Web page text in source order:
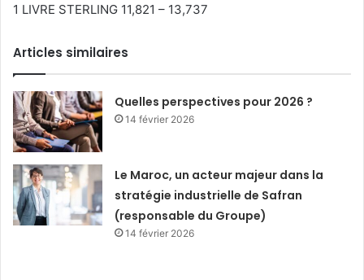
1 LIVRE STERLING 11,821 – 13,737
Articles similaires
Quelles perspectives pour 2026 ?
14 février 2026
Le Maroc, un acteur majeur dans la
stratégie industrielle de Safran
(responsable du Groupe)
14 février 2026